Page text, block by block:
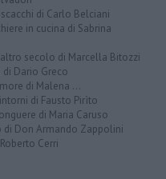
di Carlo Belciani
in cucina di Sabrina
secolo di Marcella Bitozzi
di Dario Greco
di Malena ...
di Fausto Pirìto
di Maria Caruso
di Don Armando Zappolini
Cerri